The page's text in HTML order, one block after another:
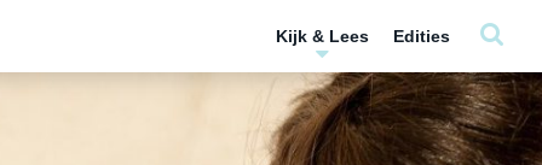
Kijk & Lees Edities